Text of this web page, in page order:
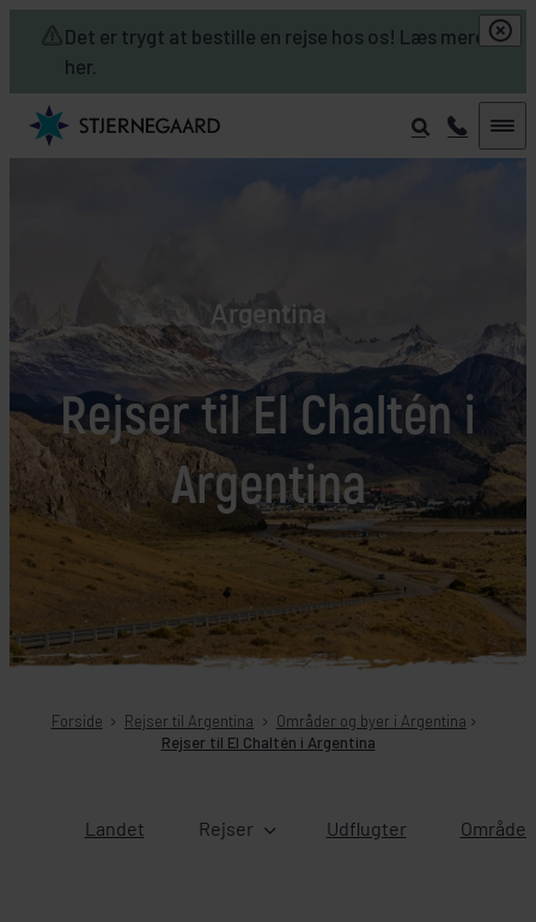
Det er trygt at bestille en rejse hos os! Læs mere
her.
Skip to main content
Rejser til El Chaltén i
Argentina
Argentina
Forside Rejser til Argentina
Områder og byer i Argentina
Rejser til El Chaltén i Argentina
Landet Rejser Udflugter